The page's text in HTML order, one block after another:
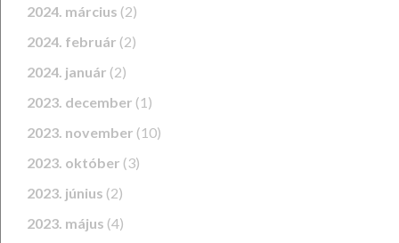
2024. március (2)
2024. február (2)
2024. január (2)
2023. december (1)
2023. november (10)
2023. október (3)
2023. június (2)
2023. május (4)